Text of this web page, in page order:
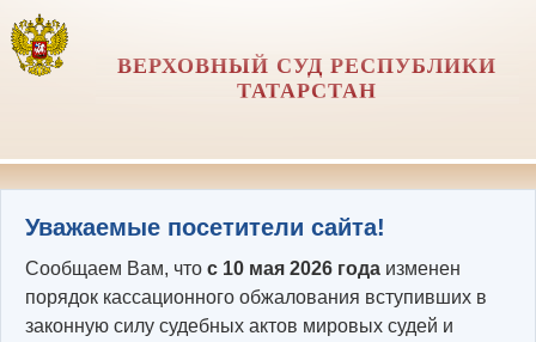
ВЕРХОВНЫЙ СУД РЕСПУБЛИКИ
ТАТАРСТАН
Уважаемые посетители сайта!
Сообщаем Вам, что с 10 мая 2026 года изменен
порядок кассационного обжалования вступивших в
законную силу судебных актов мировых судей и